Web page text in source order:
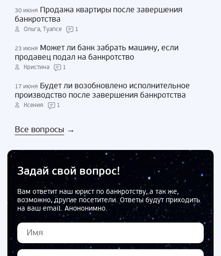
30 июня Продажа квартиры после завершения
банкротства
Ольга, Туапсе 1
23 июня Может ли банк забрать машину, если
продавец подал на банкротство
Кристина 1
17 июня Будет ли возобновлено исполнительное
производство после завершения банкротства
Ксения 1
Все вопросы →
Задай свой вопрос!
Вам ответит наш юрист по банкротству, а так же,
возможно, другие посетители. Ответы будут приходить
на ваш email. Анононимно.